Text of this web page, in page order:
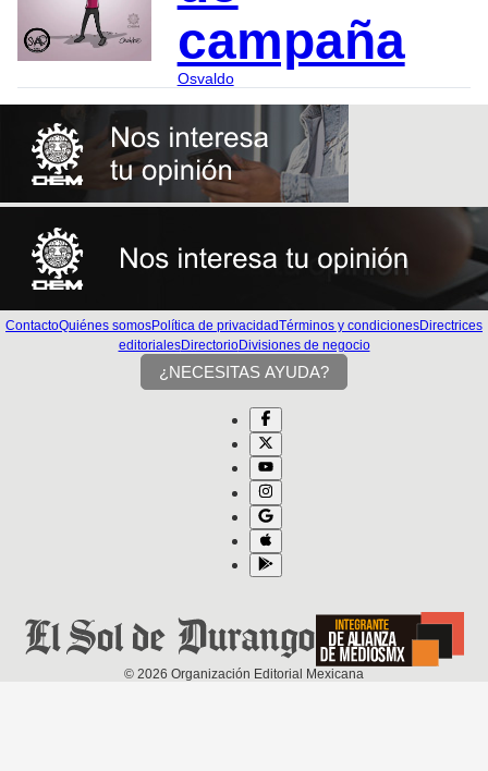
campaña
Osvaldo
ContactoQuiénes somosPolítica de privacidadTérminos y condicionesDirectrices
editorialesDirectorioDivisiones de negocio
¿NECESITAS AYUDA?
© 2026 Organización Editorial Mexicana